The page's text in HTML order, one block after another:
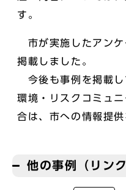
す。
市が実施したアンケ
掲載しました。
今後も事例を掲載し
環境・リスクコミュ
合は、市への情報提
他の事例（リンク